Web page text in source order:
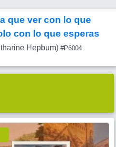
que ver con lo que
con lo que esperas
Hepbum) #P6004